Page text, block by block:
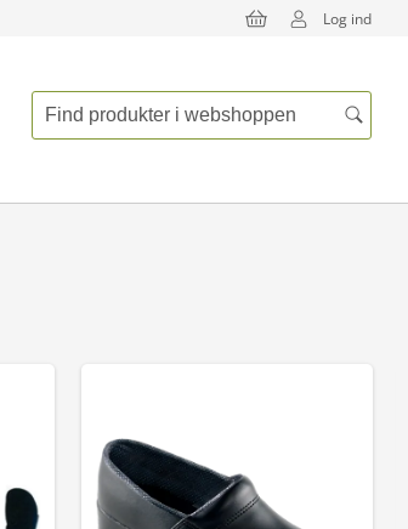
Log ind